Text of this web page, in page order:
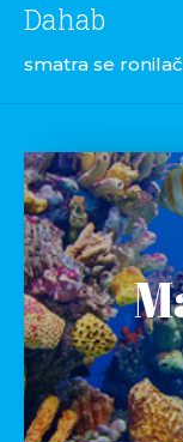
Dahab
smatra se